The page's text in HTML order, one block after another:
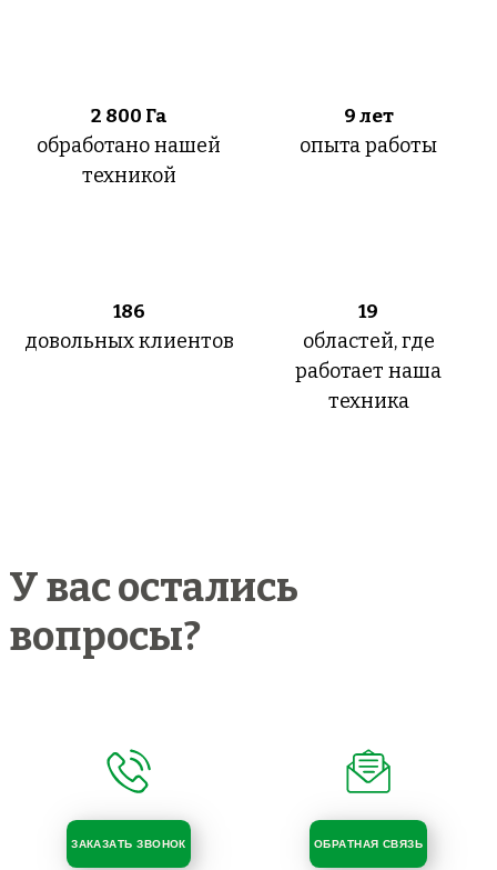
2 800 Га
обработано нашей
техникой
9 лет
опыта работы
186
довольных клиентов
19
областей, где
работает наша
техника
У вас остались
вопросы?
ЗАКАЗАТЬ ЗВОНОК ОБРАТНАЯ СВЯЗЬ